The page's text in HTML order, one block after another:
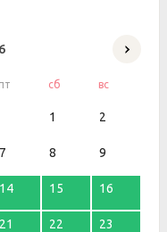
пт сб вс
1 2
7 8 9
14 15 16
21 22 23